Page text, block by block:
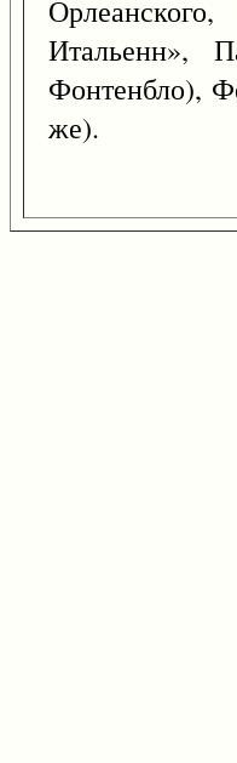
Итальенн»,
Фонтенбло),
же).